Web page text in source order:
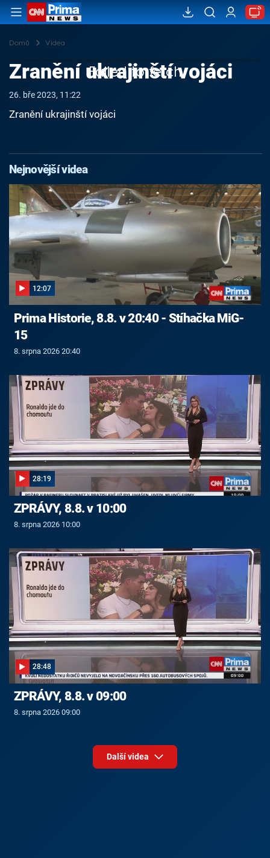
Domů Videa
Failed to fetch
Zranění ukrajinští vojáci
26. bře 2023, 11:22
Zranění ukrajinští vojáci
Nejnovější videa
12:07
Prima Historie, 8.8. v 20:40 - Stíhačka MiG-
15
8. srpna 2026 20:40
28:19
ZPRÁVY, 8.8. v 10:00
8. srpna 2026 10:00
28:48
ZPRÁVY, 8.8. v 09:00
8. srpna 2026 09:00
Další videa